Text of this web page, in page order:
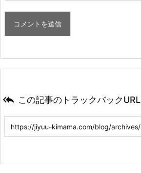
 この記事のトラックバックURL